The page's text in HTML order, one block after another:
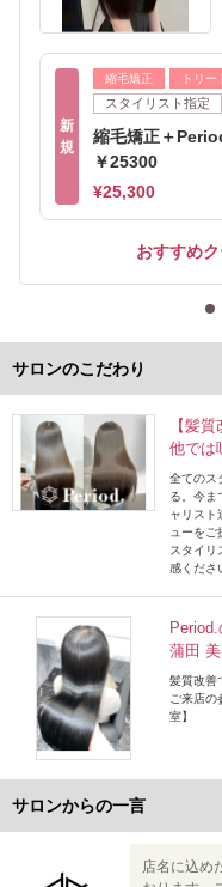
新
規
縮毛矯正 トリー
スタイリスト指定
縮毛矯正＋
￥25300
¥25,300
おすすめ
サロンのこだわり
【髪
他では
全てのス
る。今ま
ャリスト
ューをご
スタイリ
感くださ
蒲田 美
髪質改善
ご来店
室】
サロンからの一言
店名に込め